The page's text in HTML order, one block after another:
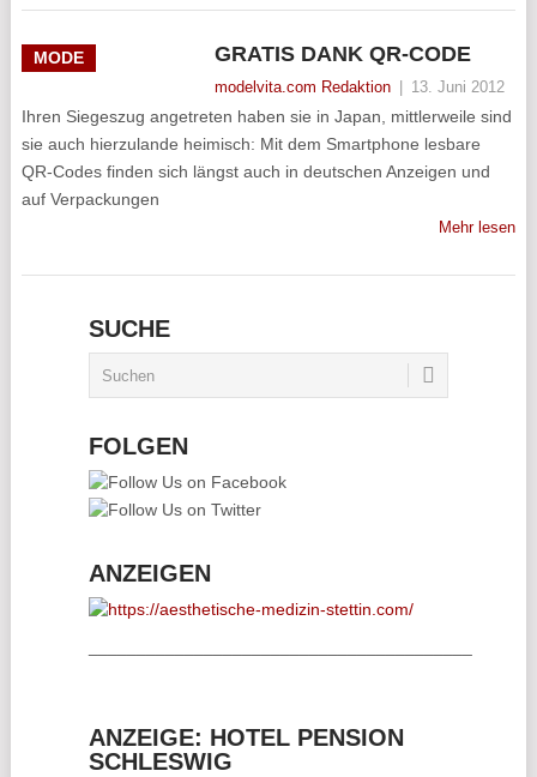
MODE GRATIS DANK QR-CODE
modelvita.com Redaktion 13. Juni 2012
Ihren Siegeszug angetreten haben sie in Japan, mittlerweile sind
sie auch hierzulande heimisch: Mit dem Smartphone lesbare
QR-Codes finden sich längst auch in deutschen Anzeigen und
auf Verpackungen
Mehr lesen
SUCHE
FOLGEN
ANZEIGEN
ANZEIGE: HOTEL PENSION
SCHLESWIG